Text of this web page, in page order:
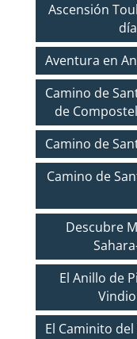
Ascensión
Aventura en
Camino de
de
Camino de
Camino de
Descubre
El Anillo de
El Caminito